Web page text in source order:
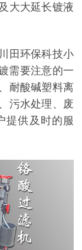
大大延长镀液
田环保科技小
需要注意的一
耐酸碱塑料离
污水处理、废
提供及时的服